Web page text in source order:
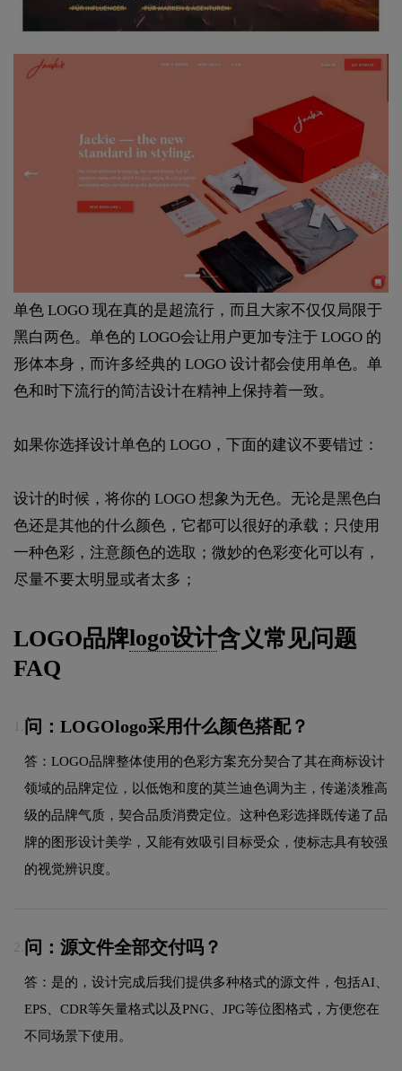
单色 LOGO 现在真的是超流行，而且大家不仅仅局限于
黑白两色。单色的 LOGO会让用户更加专注于 LOGO 的
形体本身，而许多经典的 LOGO 设计都会使用单色。单
色和时下流行的简洁设计在精神上保持着一致。
如果你选择设计单色的 LOGO，下面的建议不要错过：
设计的时候，将你的 LOGO 想象为无色。无论是黑色白
色还是其他的什么颜色，它都可以很好的承载；只使用
一种色彩，注意颜色的选取；微妙的色彩变化可以有，
尽量不要太明显或者太多；
LOGO品牌logo设计含义常见问题
FAQ
问：LOGOlogo采用什么颜色搭配？
答：LOGO品牌整体使用的色彩方案充分契合了其在商标设计
领域的品牌定位，以低饱和度的莫兰迪色调为主，传递淡雅高
级的品牌气质，契合品质消费定位。这种色彩选择既传递了品
牌的图形设计美学，又能有效吸引目标受众，使标志具有较强
的视觉辨识度。
2. 问：源文件全部交付吗？
答：是的，设计完成后我们提供多种格式的源文件，包括AI、
EPS、CDR等矢量格式以及PNG、JPG等位图格式，方便您在
不同场景下使用。